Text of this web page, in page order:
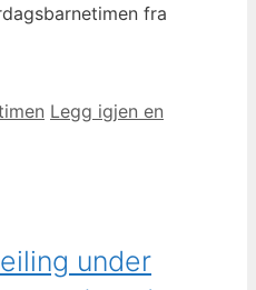
fra
Legg igjen en
under